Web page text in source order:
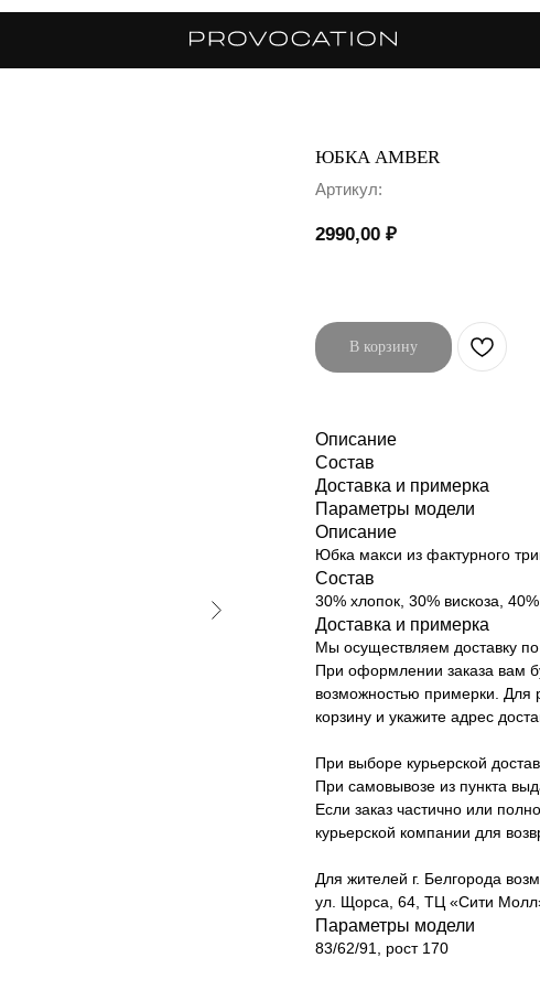
ЮБКА AMBER
Артикул:
2990,00 ₽
В корзину
Описание
Состав
Доставка и примерка
Параметры модели
Описание
Юбка макси из фактурного
Состав
30% хлопок, 30% вискоза,
Доставка и примерка
Мы осуществляем доставку
При оформлении заказа вам
возможностью примерки. Для
корзину и укажите адрес
При выборе курьерской
При самовывозе из пункта
Если заказ частично или
курьерской компании для
Для жителей г. Белгорода
ул. Щорса, 64, ТЦ «Сити
Параметры модели
83/62/91, рост 170